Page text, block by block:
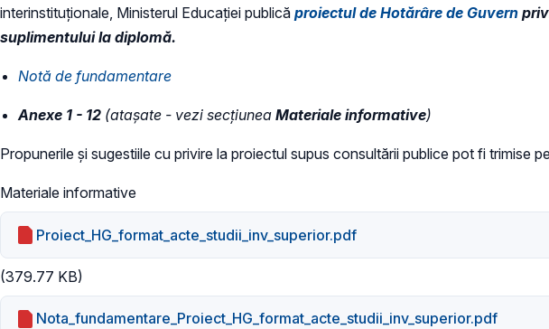
interinstituționale, Ministerul Educaţiei publică proiectul de Hotărâre de Guvern
suplimentului la diplomă.
Notă de fundamentare
Anexe 1 - 12 (atașate - vezi secțiunea Materiale informative)
Propunerile și sugestiile cu privire la proiectul supus consultării publice pot fi trimise
Materiale informative
Proiect_HG_format_acte_studii_inv_superior.pdf
(379.77 KB)
Nota_fundamentare_Proiect_HG_format_acte_studii_inv_superior.pdf